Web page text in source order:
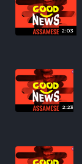
2:03
2:23